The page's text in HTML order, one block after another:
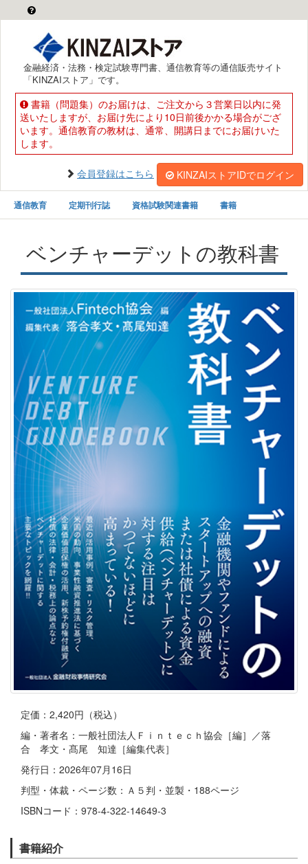
金融経済・法務・検定試験専門書、通信教育等の通信販売サイト
「KINZAIストア」です。
書籍（問題集）のお届けは、ご注文から３営業日以内に発
送いたしますが、お届け先により10日前後かかる場合がござ
います。通信教育の教材は、通常、開講日までにお届けいた
します。
会員登録はこちら KINZAIストアIDでログイン
通信教育 定期刊行誌 資格試験関連書籍 書籍
ベンチャーデットの教科書
定価：2,420円（税込）
編・著者名：一般社団法人Ｆｉｎｔｅｃｈ協会［編］／落
合 孝文・髙尾 知達［編集代表］
発行日：2026年07月16日
判型・体裁・ページ数：Ａ５判・並製・188ページ
ISBNコード：978-4-322-14649-3
書籍紹介